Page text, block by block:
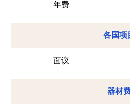
年费
各国项
面议
器材